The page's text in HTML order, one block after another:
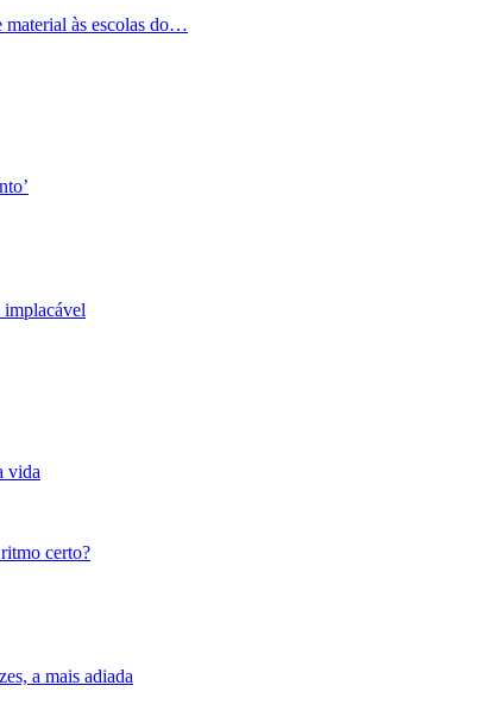
material às escolas do…
vida
certo?
a mais adiada